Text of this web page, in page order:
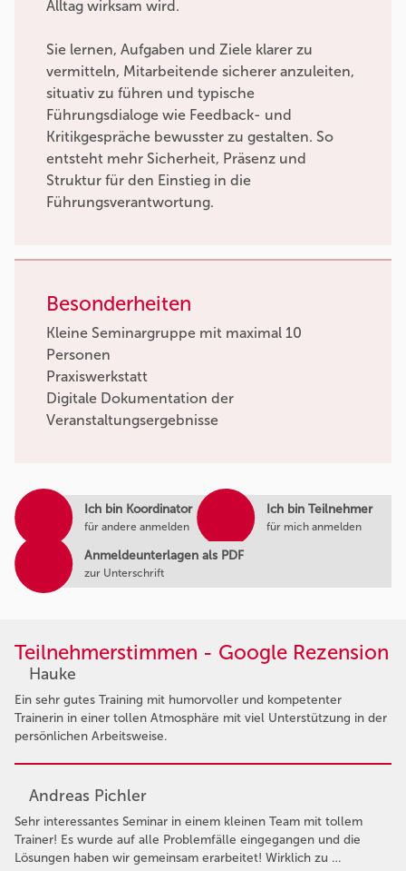
Ich bin Koordinator
für andere anmelden
Ich bin Teilnehmer
für mich anmelden
Anmeldeunterlagen als PDF
zur Unterschrift
Alltag wirksam wird.
Sie lernen, Aufgaben und Ziele klarer zu
vermitteln, Mitarbeitende sicherer anzuleiten,
situativ zu führen und typische
Führungsdialoge wie Feedback- und
Kritikgespräche bewusster zu gestalten. So
entsteht mehr Sicherheit, Präsenz und
Struktur für den Einstieg in die
Führungsverantwortung.
Besonderheiten
Kleine Seminargruppe mit maximal 10
Personen
Praxiswerkstatt
Digitale Dokumentation der
Veranstaltungsergebnisse
Teilnehmerstimmen - Google Rezension
Hauke
Ein sehr gutes Training mit humorvoller und kompetenter
Trainerin in einer tollen Atmosphäre mit viel Unterstützung in der
persönlichen Arbeitsweise.
Andreas Pichler
Sehr interessantes Seminar in einem kleinen Team mit tollem
Trainer! Es wurde auf alle Problemfälle eingegangen und die
Lösungen haben wir gemeinsam erarbeitet! Wirklich zu …